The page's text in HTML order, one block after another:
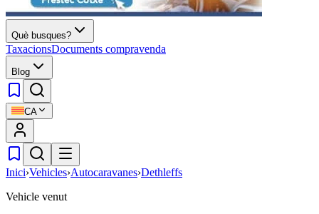
Què busques?
TaxacionsDocuments compravenda
Blog
CA
Inici›Vehicles›Autocaravanes›Dethleffs
Vehicle venut